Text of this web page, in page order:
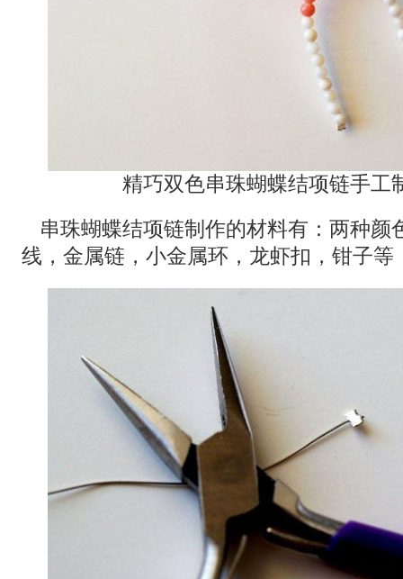
精巧双色串珠蝴蝶结项链手工
串珠蝴蝶结项链制作的材料有：两种颜
线，金属链，小金属环，龙虾扣，钳子等